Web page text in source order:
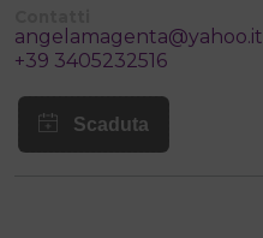
angelamagenta@yahoo.it
+39 3405232516